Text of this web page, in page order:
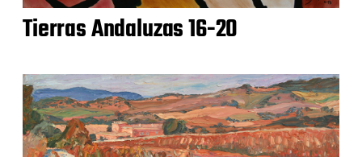
Tierras Andaluzas 16-20